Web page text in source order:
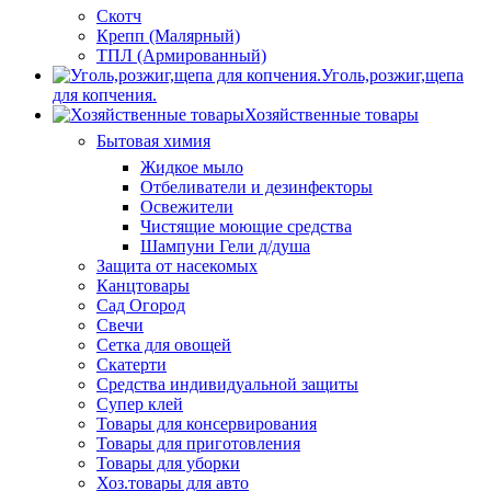
Скотч
Крепп (Малярный)
ТПЛ (Армированный)
Уголь,розжиг,щепа
для копчения.
Хозяйственные товары
Бытовая химия
Жидкое мыло
Отбеливатели и дезинфекторы
Освежители
Чистящие моющие средства
Шампуни Гели д/душа
Защита от насекомых
Канцтовары
Сад Огород
Свечи
Сетка для овощей
Скатерти
Средства индивидуальной защиты
Супер клей
Товары для консервирования
Товары для приготовления
Товары для уборки
Хоз.товары для авто